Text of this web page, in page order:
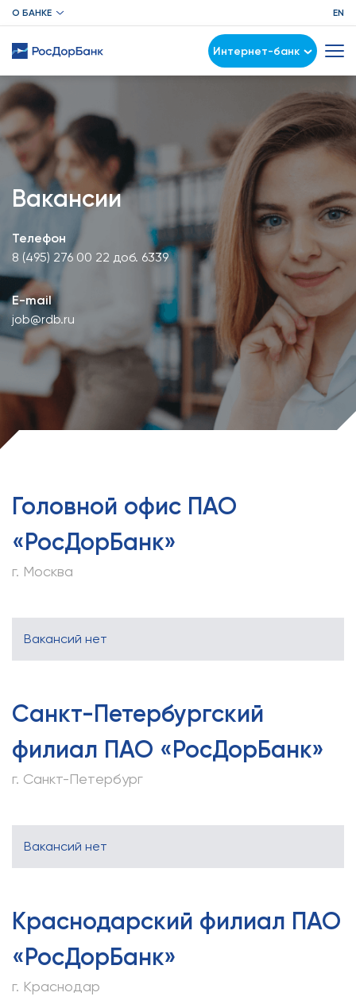
О БАНКЕ EN
Интернет-банк
Вакансии
Телефон
8 (495) 276 00 22 доб. 6339
E-mail
job@rdb.ru
Головной офис ПАО
«РосДорБанк»
г. Москва
Вакансий нет
Санкт-Петербургский
филиал ПАО «РосДорБанк»
г. Санкт-Петербург
Вакансий нет
Краснодарский филиал ПАО
«РосДорБанк»
г. Краснодар